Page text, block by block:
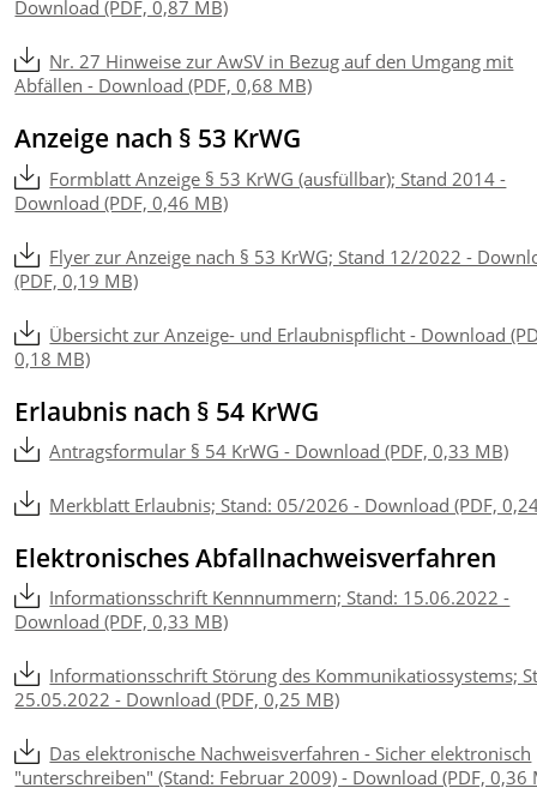
Download (PDF, 0,87 MB)
Nr. 27 Hinweise zur AwSV in Bezug auf den Umgang mit
Abfällen - Download (PDF, 0,68 MB)
Anzeige nach § 53 KrWG
Formblatt Anzeige § 53 KrWG (ausfüllbar); Stand 2014 -
Download (PDF, 0,46 MB)
Flyer zur Anzeige nach § 53 KrWG; Stand 12/2022 -
(PDF, 0,19 MB)
Übersicht zur Anzeige- und Erlaubnispflicht - Download
0,18 MB)
Erlaubnis nach § 54 KrWG
Antragsformular § 54 KrWG - Download (PDF, 0,33 MB)
Merkblatt Erlaubnis; Stand: 05/2026 - Download (PDF,
Elektronisches Abfallnachweisverfahren
Informationsschrift Kennnummern; Stand: 15.06.2022 -
Download (PDF, 0,33 MB)
Informationsschrift Störung des Kommunikatiossystems;
25.05.2022 - Download (PDF, 0,25 MB)
Das elektronische Nachweisverfahren - Sicher elektronisch
"unterschreiben" (Stand: Februar 2009) - Download (PDF, 0,36